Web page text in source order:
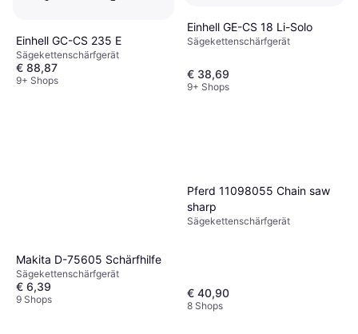
Einhell GC-CS 235 E
Sägekettenschärfgerät
€ 88,87
9+ Shops
Einhell GE-CS 18 Li-Solo
Sägekettenschärfgerät
€ 38,69
9+ Shops
Makita D-75605 Schärfhilfe
Sägekettenschärfgerät
€ 6,39
9 Shops
Pferd 11098055 Chain saw
sharp
Sägekettenschärfgerät
€ 40,90
8 Shops